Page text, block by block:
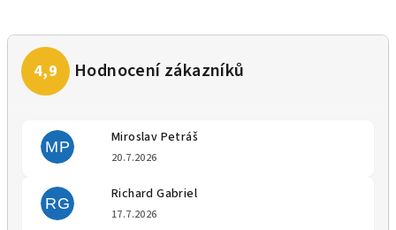
MP
Miroslav Petráš
20.7.2026
RG
Richard Gabriel
17.7.2026